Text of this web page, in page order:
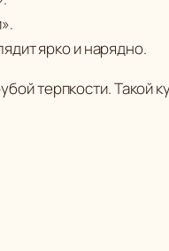
ярко и нарядно.
терпкости. Такой